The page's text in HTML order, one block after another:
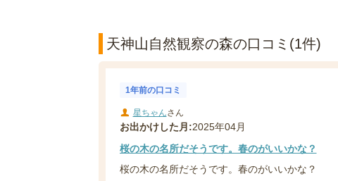
天神山自然観察の森の口コミ(1件)
1年前の口コミ
星ちゃんさん
お出かけした月:2025年04月
桜の木の名所だそうです。春のがいいかな？
桜の木の名所だそうです。春のがいいかな？